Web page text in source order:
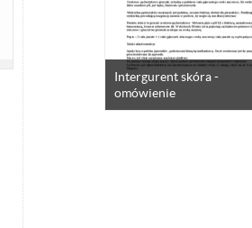
Intergurent skóra -
omówienie